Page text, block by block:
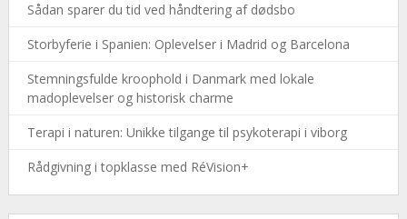
Sådan sparer du tid ved håndtering af dødsbo
Storbyferie i Spanien: Oplevelser i Madrid og Barcelona
Stemningsfulde kroophold i Danmark med lokale
madoplevelser og historisk charme
Terapi i naturen: Unikke tilgange til psykoterapi i viborg
Rådgivning i topklasse med RéVision+